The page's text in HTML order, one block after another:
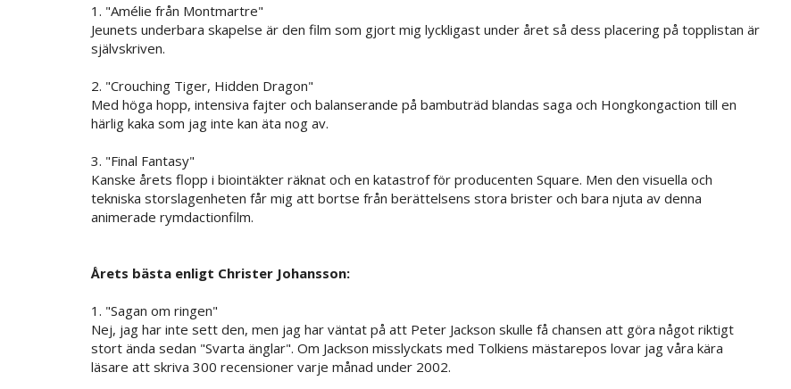
1. "Amélie från Montmartre"
Jeunets underbara skapelse är den film som gjort mig lyckligast under året så dess placering på topplistan är
självskriven.
2. "Crouching Tiger, Hidden Dragon"
Med höga hopp, intensiva fajter och balanserande på bambuträd blandas saga och Hongkongaction till en
härlig kaka som jag inte kan äta nog av.
3. "Final Fantasy"
Kanske årets flopp i biointäkter räknat och en katastrof för producenten Square. Men den visuella och
tekniska storslagenheten får mig att bortse från berättelsens stora brister och bara njuta av denna
animerade rymdactionfilm.
Årets bästa enligt Christer Johansson:
1. "Sagan om ringen"
Nej, jag har inte sett den, men jag har väntat på att Peter Jackson skulle få chansen att göra något riktigt
stort ända sedan "Svarta änglar". Om Jackson misslyckats med Tolkiens mästarepos lovar jag våra kära
läsare att skriva 300 recensioner varje månad under 2002.